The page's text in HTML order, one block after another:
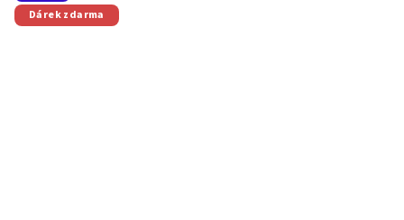
Dárek zdarma